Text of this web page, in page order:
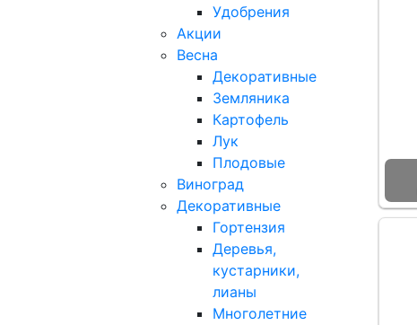
Удобрения
Акции
Весна
Декоративные
Земляника
Картофель
Лук
Плодовые
Виноград
Декоративные
Гортензия
Деревья,
кустарники,
лианы
Многолетние